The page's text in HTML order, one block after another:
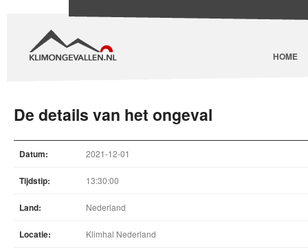
HOME
De details van het ongeval
Datum: 2021-12-01
Tijdstip: 13:30:00
Land: Nederland
Locatie: Klimhal Nederland